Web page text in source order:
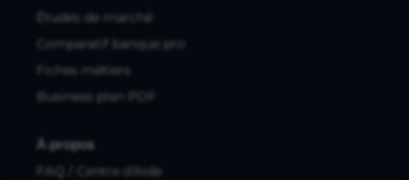
Études de marché
Comparatif banque pro
Fiches métiers
Business plan PDF
À propos
FAQ / Centre d'Aide